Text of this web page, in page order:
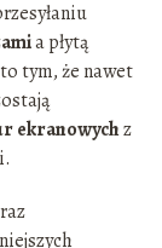
a płytą
tym, że nawet
ekranowychz